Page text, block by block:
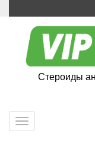
Стероиды